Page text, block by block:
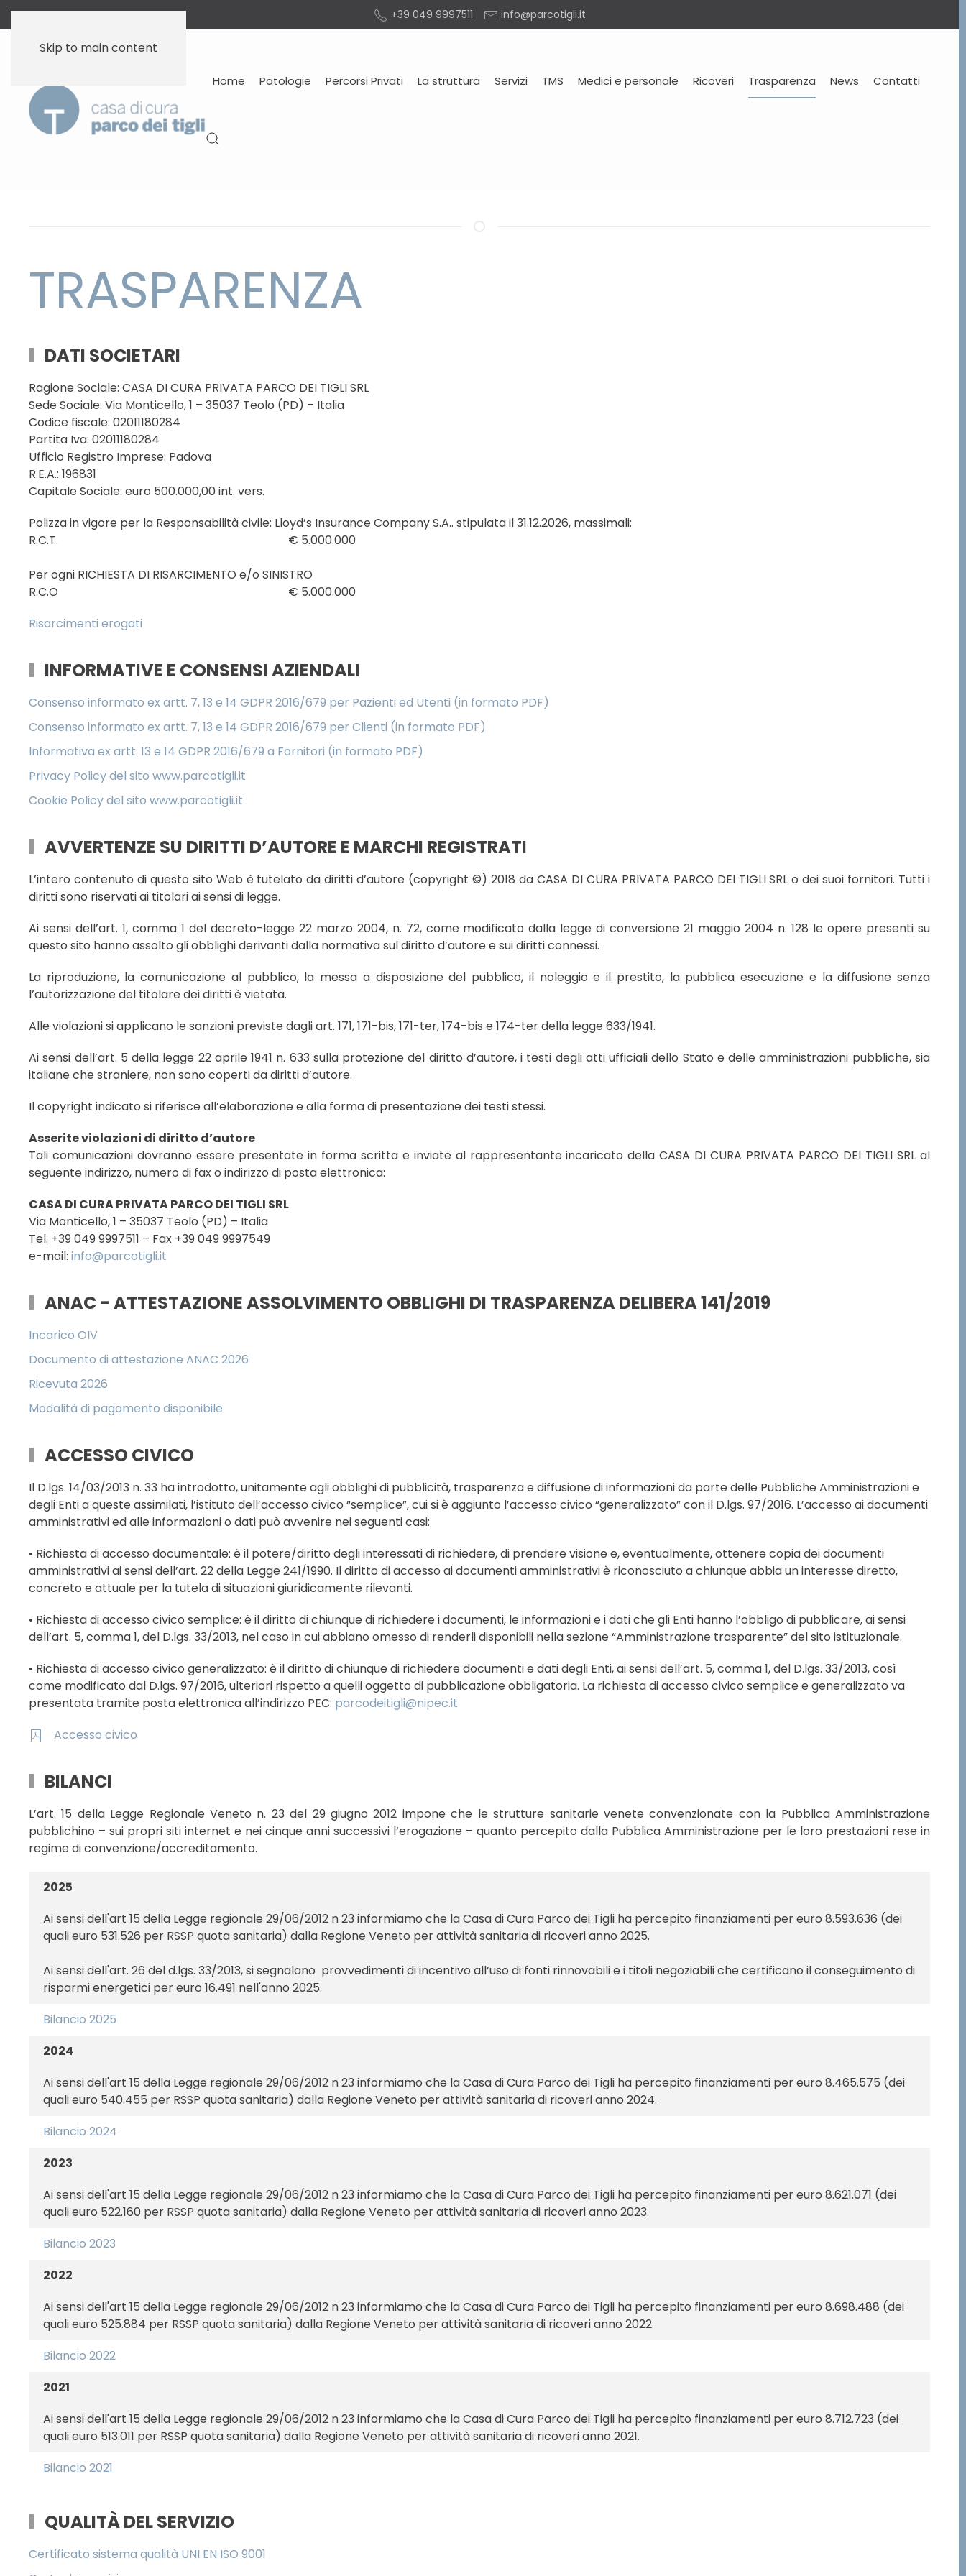
Skip to main content
+39 049 9997511 info@parcotigli.it
Home Patologie Percorsi Privati La struttura Servizi TMS Medici e personale Ricoveri Trasparenza News Contatti
TRASPARENZA
DATI SOCIETARI
Ragione Sociale: CASA DI CURA PRIVATA PARCO DEI TIGLI SRL
Sede Sociale: Via Monticello, 1 – 35037 Teolo (PD) – Italia
Codice fiscale: 02011180284
Partita Iva: 02011180284
Ufficio Registro Imprese: Padova
R.E.A.: 196831
Capitale Sociale: euro 500.000,00 int. vers.
Polizza in vigore per la Responsabilità civile: Lloyd’s Insurance Company S.A.. stipulata il 31.12.2026, massimali:
R.C.T. € 5.000.000
Per ogni RICHIESTA DI RISARCIMENTO e/o SINISTRO
R.C.O € 5.000.000
Risarcimenti erogati
INFORMATIVE E CONSENSI AZIENDALI
Consenso informato ex artt. 7, 13 e 14 GDPR 2016/679 per Pazienti ed Utenti (in formato PDF)
Consenso informato ex artt. 7, 13 e 14 GDPR 2016/679 per Clienti (in formato PDF)
Informativa ex artt. 13 e 14 GDPR 2016/679 a Fornitori (in formato PDF)
Privacy Policy del sito www.parcotigli.it
Cookie Policy del sito www.parcotigli.it
AVVERTENZE SU DIRITTI D’AUTORE E MARCHI REGISTRATI
L’intero contenuto di questo sito Web è tutelato da diritti d’autore (copyright ©) 2018 da CASA DI CURA PRIVATA PARCO DEI TIGLI SRL o dei suoi fornitori. Tutti i
diritti sono riservati ai titolari ai sensi di legge.
Ai sensi dell’art. 1, comma 1 del decreto-legge 22 marzo 2004, n. 72, come modificato dalla legge di conversione 21 maggio 2004 n. 128 le opere presenti su
questo sito hanno assolto gli obblighi derivanti dalla normativa sul diritto d’autore e sui diritti connessi.
La riproduzione, la comunicazione al pubblico, la messa a disposizione del pubblico, il noleggio e il prestito, la pubblica esecuzione e la diffusione senza
l’autorizzazione del titolare dei diritti è vietata.
Alle violazioni si applicano le sanzioni previste dagli art. 171, 171-bis, 171-ter, 174-bis e 174-ter della legge 633/1941.
Ai sensi dell’art. 5 della legge 22 aprile 1941 n. 633 sulla protezione del diritto d’autore, i testi degli atti ufficiali dello Stato e delle amministrazioni pubbliche, sia
italiane che straniere, non sono coperti da diritti d’autore.
Il copyright indicato si riferisce all’elaborazione e alla forma di presentazione dei testi stessi.
Asserite violazioni di diritto d’autore
Tali comunicazioni dovranno essere presentate in forma scritta e inviate al rappresentante incaricato della CASA DI CURA PRIVATA PARCO DEI TIGLI SRL al
seguente indirizzo, numero di fax o indirizzo di posta elettronica:
CASA DI CURA PRIVATA PARCO DEI TIGLI SRL
Via Monticello, 1 – 35037 Teolo (PD) – Italia
Tel. +39 049 9997511 – Fax +39 049 9997549
e-mail: info@parcotigli.it
ANAC - ATTESTAZIONE ASSOLVIMENTO OBBLIGHI DI TRASPARENZA DELIBERA 141/2019
Incarico OIV
Documento di attestazione ANAC 2026
Ricevuta 2026
Modalità di pagamento disponibile
ACCESSO CIVICO
Il D.lgs. 14/03/2013 n. 33 ha introdotto, unitamente agli obblighi di pubblicità, trasparenza e diffusione di informazioni da parte delle Pubbliche Amministrazioni e
degli Enti a queste assimilati, l’istituto dell’accesso civico “semplice”, cui si è aggiunto l’accesso civico “generalizzato” con il D.lgs. 97/2016. L’accesso ai documenti
amministrativi ed alle informazioni o dati può avvenire nei seguenti casi:
• Richiesta di accesso documentale: è il potere/diritto degli interessati di richiedere, di prendere visione e, eventualmente, ottenere copia dei documenti
amministrativi ai sensi dell’art. 22 della Legge 241/1990. Il diritto di accesso ai documenti amministrativi è riconosciuto a chiunque abbia un interesse diretto,
concreto e attuale per la tutela di situazioni giuridicamente rilevanti.
• Richiesta di accesso civico semplice: è il diritto di chiunque di richiedere i documenti, le informazioni e i dati che gli Enti hanno l’obbligo di pubblicare, ai sensi
dell’art. 5, comma 1, del D.lgs. 33/2013, nel caso in cui abbiano omesso di renderli disponibili nella sezione “Amministrazione trasparente” del sito istituzionale.
• Richiesta di accesso civico generalizzato: è il diritto di chiunque di richiedere documenti e dati degli Enti, ai sensi dell’art. 5, comma 1, del D.lgs. 33/2013, così
come modificato dal D.lgs. 97/2016, ulteriori rispetto a quelli oggetto di pubblicazione obbligatoria. La richiesta di accesso civico semplice e generalizzato va
presentata tramite posta elettronica all’indirizzo PEC: parcodeitigli@nipec.it
Accesso civico
BILANCI
L’art. 15 della Legge Regionale Veneto n. 23 del 29 giugno 2012 impone che le strutture sanitarie venete convenzionate con la Pubblica Amministrazione
pubblichino – sui propri siti internet e nei cinque anni successivi l’erogazione – quanto percepito dalla Pubblica Amministrazione per le loro prestazioni rese in
regime di convenzione/accreditamento.
2025
Ai sensi dell'art 15 della Legge regionale 29/06/2012 n 23 informiamo che la Casa di Cura Parco dei Tigli ha percepito finanziamenti per euro 8.593.636 (dei
quali euro 531.526 per RSSP quota sanitaria) dalla Regione Veneto per attività sanitaria di ricoveri anno 2025.
Ai sensi dell'art. 26 del d.lgs. 33/2013, si segnalano provvedimenti di incentivo all’uso di fonti rinnovabili e i titoli negoziabili che certificano il conseguimento di
risparmi energetici per euro 16.491 nell'anno 2025.
Bilancio 2025
2024
Ai sensi dell'art 15 della Legge regionale 29/06/2012 n 23 informiamo che la Casa di Cura Parco dei Tigli ha percepito finanziamenti per euro 8.465.575 (dei
quali euro 540.455 per RSSP quota sanitaria) dalla Regione Veneto per attività sanitaria di ricoveri anno 2024.
Bilancio 2024
2023
Ai sensi dell'art 15 della Legge regionale 29/06/2012 n 23 informiamo che la Casa di Cura Parco dei Tigli ha percepito finanziamenti per euro 8.621.071 (dei
quali euro 522.160 per RSSP quota sanitaria) dalla Regione Veneto per attività sanitaria di ricoveri anno 2023.
Bilancio 2023
2022
Ai sensi dell'art 15 della Legge regionale 29/06/2012 n 23 informiamo che la Casa di Cura Parco dei Tigli ha percepito finanziamenti per euro 8.698.488 (dei
quali euro 525.884 per RSSP quota sanitaria) dalla Regione Veneto per attività sanitaria di ricoveri anno 2022.
Bilancio 2022
2021
Ai sensi dell'art 15 della Legge regionale 29/06/2012 n 23 informiamo che la Casa di Cura Parco dei Tigli ha percepito finanziamenti per euro 8.712.723 (dei
quali euro 513.011 per RSSP quota sanitaria) dalla Regione Veneto per attività sanitaria di ricoveri anno 2021.
Bilancio 2021
QUALITÀ DEL SERVIZIO
Certificato sistema qualità UNI EN ISO 9001